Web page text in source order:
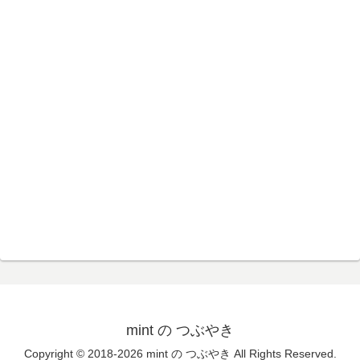
mint の つぶやき
Copyright © 2018-2026 mint の つぶやき All Rights Reserved.